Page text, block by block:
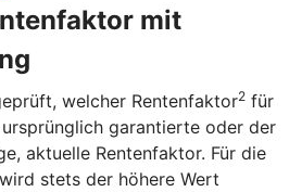
mit
welcher Rentenfaktor2 für
garantierte oder der
aktuelle Rentenfaktor. Für die
stets der höhere Wert